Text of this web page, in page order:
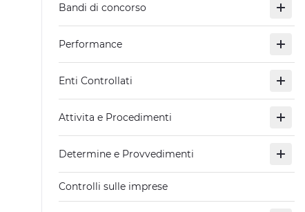
Bandi di concorso
Performance
Enti Controllati
Attivita e Procedimenti
Determine e Provvedimenti
Controlli sulle imprese